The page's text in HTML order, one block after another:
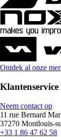
Ontdek al onze
Neem contact op
11 rue Bernard
37270 Montlouis-
+33 1 86 47 62 58